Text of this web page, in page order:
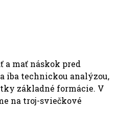
a mať náskok pred
iba technickou analýzou,
základné formácie. V
na troj-sviečkové